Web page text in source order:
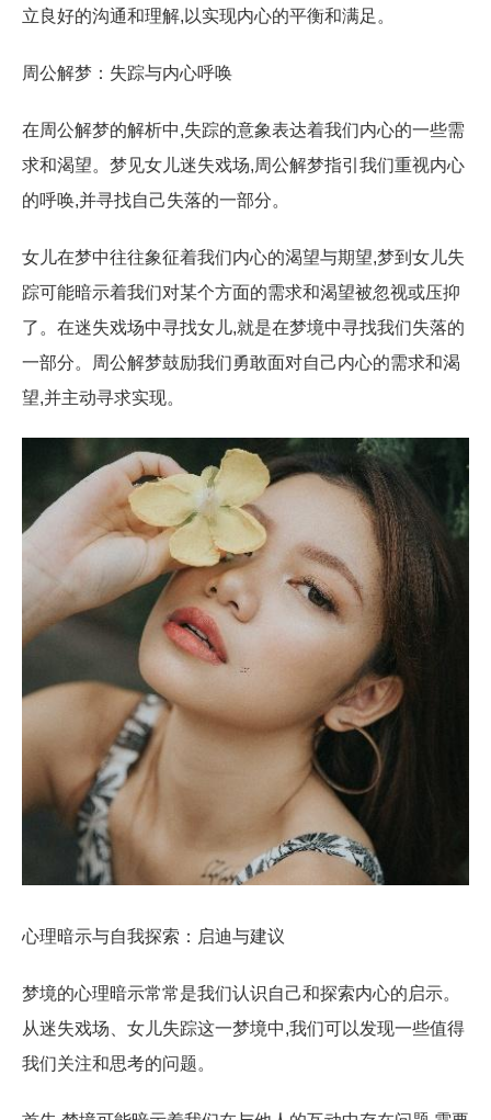
立良好的沟通和理解,以实现内心的平衡和满足。
周公解梦：失踪与内心呼唤
在周公解梦的解析中,失踪的意象表达着我们内心的一些需
求和渴望。梦见女儿迷失戏场,周公解梦指引我们重视内心
的呼唤,并寻找自己失落的一部分。
女儿在梦中往往象征着我们内心的渴望与期望,梦到女儿失
踪可能暗示着我们对某个方面的需求和渴望被忽视或压抑
了。在迷失戏场中寻找女儿,就是在梦境中寻找我们失落的
一部分。周公解梦鼓励我们勇敢面对自己内心的需求和渴
望,并主动寻求实现。
心理暗示与自我探索：启迪与建议
梦境的心理暗示常常是我们认识自己和探索内心的启示。
从迷失戏场、女儿失踪这一梦境中,我们可以发现一些值得
我们关注和思考的问题。